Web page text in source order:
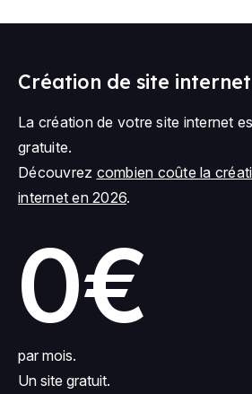
Création de site
La création de votre site internet
gratuite.
Découvrez combien coûte la
internet en 2026.
0€
par mois.
Un site gratuit.